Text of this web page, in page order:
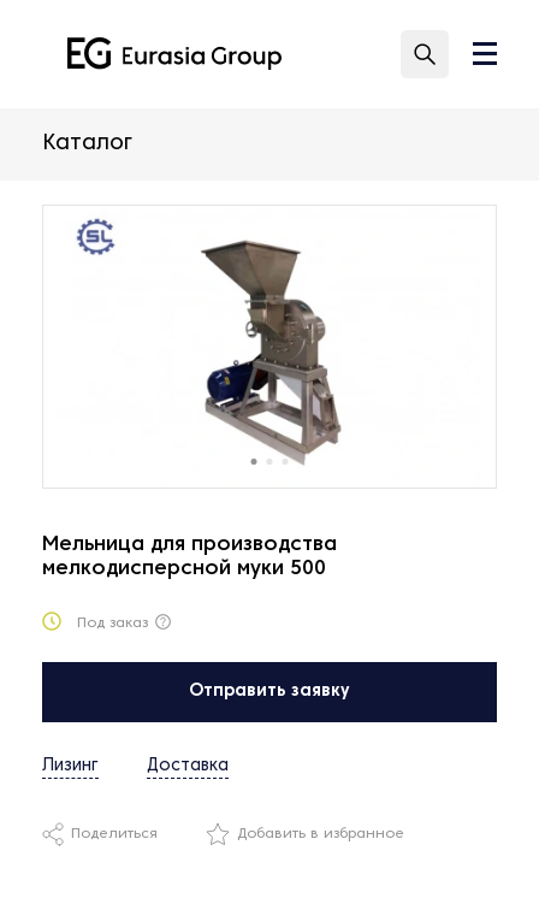
Каталог
Мельница для производства
мелкодисперсной муки 500
Под заказ
Отправить заявку
Лизинг Доставка
Поделиться Добавить в избранное